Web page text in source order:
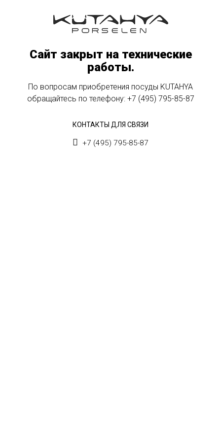
Сайт закрыт на технические
работы.
По вопросам приобретения посуды KUTAHYA
обращайтесь по телефону: +7 (495) 795-85-87
КОНТАКТЫ ДЛЯ СВЯЗИ
+7 (495) 795-85-87